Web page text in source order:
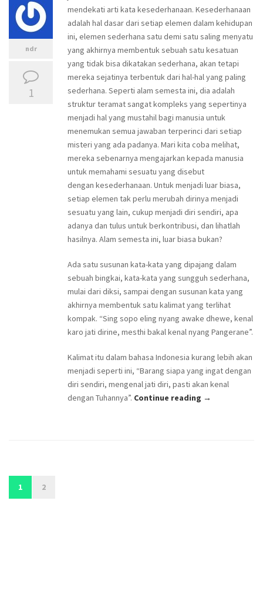
ndr
1
mendekati arti kata kesederhanaan. Kesederhanaan
adalah hal dasar dari setiap elemen dalam kehidupan
ini, elemen sederhana satu demi satu saling menyatu
yang akhirnya membentuk sebuah satu kesatuan
yang tidak bisa dikatakan sederhana, akan tetapi
mereka sejatinya terbentuk dari hal-hal yang paling
sederhana. Seperti alam semesta ini, dia adalah
struktur teramat sangat kompleks yang sepertinya
menjadi hal yang mustahil bagi manusia untuk
menemukan semua jawaban terperinci dari setiap
misteri yang ada padanya. Mari kita coba melihat,
mereka sebenarnya mengajarkan kepada manusia
untuk memahami sesuatu yang disebut
dengan kesederhanaan. Untuk menjadi luar biasa,
setiap elemen tak perlu merubah dirinya menjadi
sesuatu yang lain, cukup menjadi diri sendiri, apa
adanya dan tulus untuk berkontribusi, dan lihatlah
hasilnya. Alam semesta ini, luar biasa bukan?
Ada satu susunan kata-kata yang dipajang dalam
sebuah bingkai, kata-kata yang sungguh sederhana,
mulai dari diksi, sampai dengan susunan kata yang
akhirnya membentuk satu kalimat yang terlihat
kompak. “Sing sopo eling nyang awake dhewe, kenal
karo jati dirine, mesthi bakal kenal nyang Pangerane”.
Kalimat itu dalam bahasa Indonesia kurang lebih akan
menjadi seperti ini, “Barang siapa yang ingat dengan
diri sendiri, mengenal jati diri, pasti akan kenal
dengan Tuhannya”. Continue reading →
1 2